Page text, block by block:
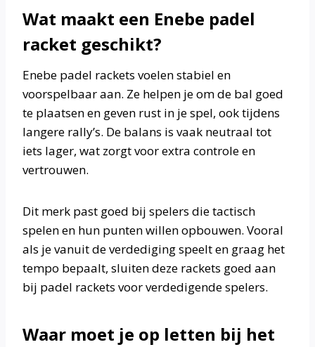
Wat maakt een Enebe padel
racket geschikt?
Enebe padel rackets voelen stabiel en
voorspelbaar aan. Ze helpen je om de bal goed
te plaatsen en geven rust in je spel, ook tijdens
langere rally’s. De balans is vaak neutraal tot
iets lager, wat zorgt voor extra controle en
vertrouwen.
Dit merk past goed bij spelers die tactisch
spelen en hun punten willen opbouwen. Vooral
als je vanuit de verdediging speelt en graag het
tempo bepaalt, sluiten deze rackets goed aan
bij padel rackets voor verdedigende spelers.
Waar moet je op letten bij het